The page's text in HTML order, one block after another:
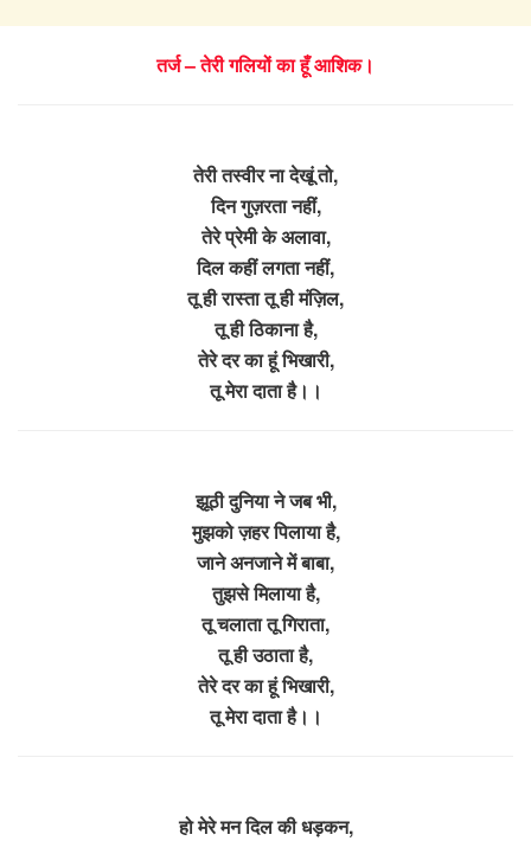
तर्ज – तेरी गलियों का हूँ आशिक।
तेरी तस्वीर ना देखूं तो,
दिन गुज़रता नहीं,
तेरे प्रेमी के अलावा,
दिल कहीं लगता नहीं,
तू ही रास्ता तू ही मंज़िल,
तू ही ठिकाना है,
तेरे दर का हूं भिखारी,
तू मेरा दाता है।।
झूठी दुनिया ने जब भी,
मुझको ज़हर पिलाया है,
जाने अनजाने में बाबा,
तुझसे मिलाया है,
तू चलाता तू गिराता,
तू ही उठाता है,
तेरे दर का हूं भिखारी,
तू मेरा दाता है।।
हो मेरे मन दिल की धड़कन,